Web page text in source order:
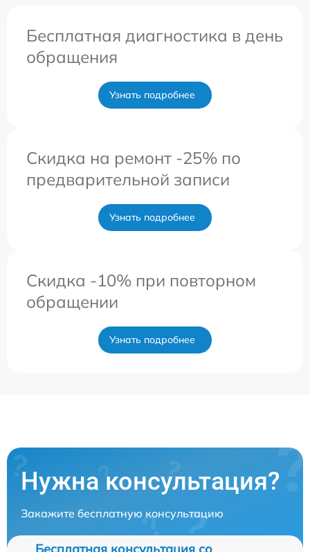
Бесплатная диагностика в день
обращения
Узнать подробнее
Скидка на ремонт -25% по
предварительной записи
Узнать подробнее
Скидка -10% при повторном
обращении
Узнать подробнее
Нужна консультация?
Закажите бесплатную консультацию